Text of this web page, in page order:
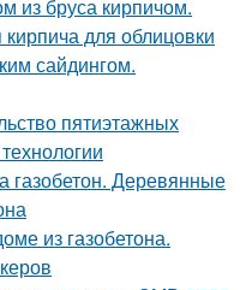
из бруса кирпичом.
для облицовки
сайдингом.
пятиэтажных
газобетон. Деревянные
из газобетона.